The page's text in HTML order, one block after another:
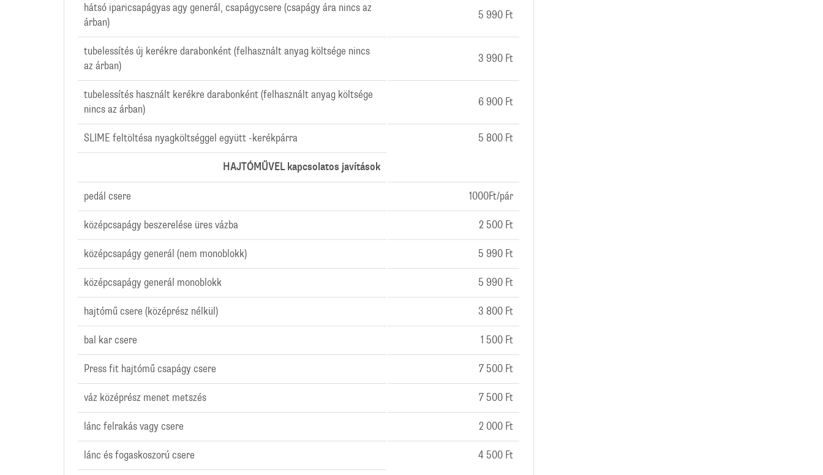
hátsó iparicsapágyas agy generál, csapágycsere (csapágy ára nincs az
árban)
5 990 Ft
tubelessítés új kerékre darabonként (felhasznált anyag költsége nincs
az árban)
3 990 Ft
tubelessítés használt kerékre darabonként (felhasznált anyag költsége
nincs az árban)
6 900 Ft
SLIME feltöltésa nyagköltséggel együtt -kerékpárra 5 800 Ft
HAJTÓMŰVEL kapcsolatos javítások
pedál csere 1000Ft/pár
középcsapágy beszerelése üres vázba 2 500 Ft
középcsapágy generál (nem monoblokk) 5 990 Ft
középcsapágy generál monoblokk 5 990 Ft
hajtómű csere (középrész nélkül) 3 800 Ft
bal kar csere 1 500 Ft
Press fit hajtómű csapágy csere 7 500 Ft
váz középrész menet metszés 7 500 Ft
lánc felrakás vagy csere 2 000 Ft
lánc és fogaskoszorú csere 4 500 Ft